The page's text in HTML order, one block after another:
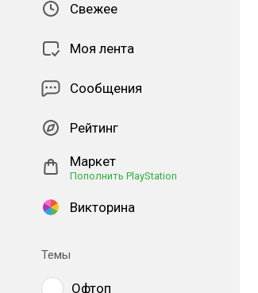
Свежее
Моя лента
Сообщения
Рейтинг
Маркет
Пополнить PlayStation
Викторина
Темы
Офтоп